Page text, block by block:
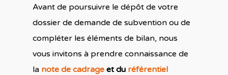
Avant de poursuivre le dépôt de votre
dossier de demande de subvention ou de
compléter les éléments de bilan, nous
vous invitons à prendre connaissance de
la note de cadrage et du référentiel